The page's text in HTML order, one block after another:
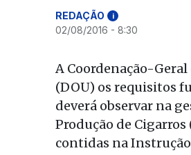
REDAÇÃO i
02/08/2016 - 8:30
A Coordenação-
(DOU) os requisitos
deverá observar na
Produção de
contidas na